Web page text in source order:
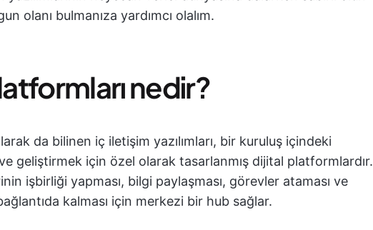
olanı bulmanıza yardımcı olalım.
nedir?
da bilinen iç iletişim yazılımları, bir kuruluş içindeki
geliştirmek için özel olarak tasarlanmış dijital platformlardır.
işbirliği yapması, bilgi paylaşması, görevler ataması ve
kalması için merkezi bir hub sağlar.